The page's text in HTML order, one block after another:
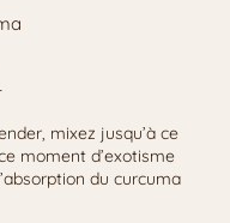
mixez jusqu’à ce
moment d’exotisme
du curcuma